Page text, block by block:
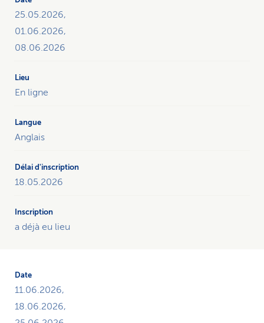
25.05.2026,
01.06.2026,
08.06.2026
En ligne
Anglais
18.05.2026
a déjà eu lieu
11.06.2026,
18.06.2026,